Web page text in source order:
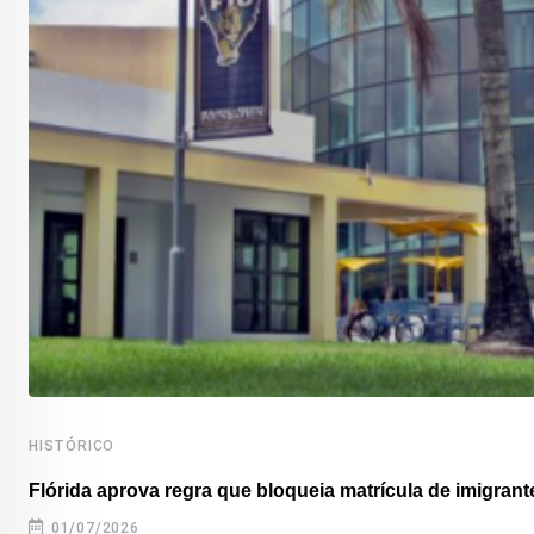
HISTÓRICO
Flórida aprova regra que bloqueia matrícula de
01/07/2026